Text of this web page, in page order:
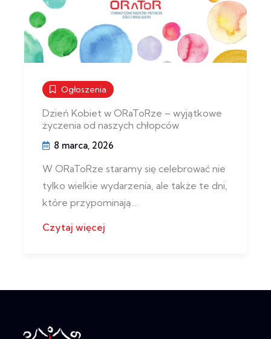
Ogłoszenia
Dzień Kobiet w ORaToRze – wyjątkowe
życzenia od naszych chłopców
8 marca, 2026
W ORaToRze staramy się celebrować nie
tylko wielkie wydarzenia, ale także te dni,
które przypominają...
Czytaj więcej